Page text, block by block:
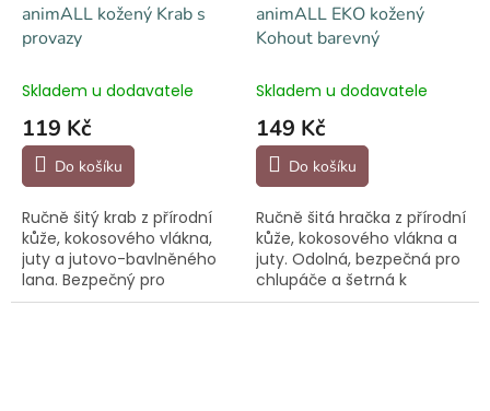
animALL kožený Krab s
provazy
Skladem u dodavatele
119 Kč
Do košíku
Ručně šitý krab z přírodní
kůže, kokosového vlákna,
juty a jutovo-bavlněného
lana. Bezpečný pro
chlupáče a šetrný k přírodě.
animALL EKO kožený
Kohout barevný
Skladem u dodavatele
149 Kč
Do košíku
Ručně šitá hračka z přírodní
kůže, kokosového vlákna a
juty. Odolná, bezpečná pro
chlupáče a šetrná k
přírodě.